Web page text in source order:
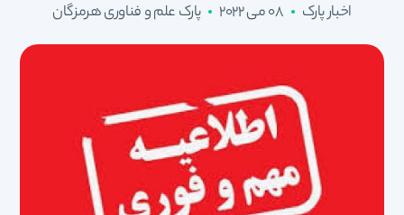
اخبار پارک 08 می 2022 پارک علم و فناوری هرمزگان